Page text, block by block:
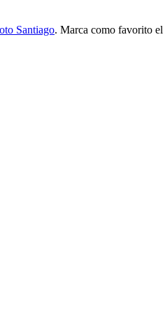
Santiago. Marca como favorito el